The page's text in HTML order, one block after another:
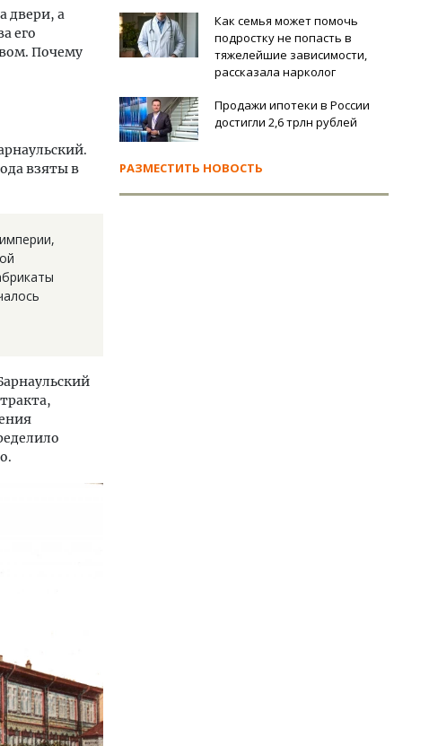
двери, а
его
Почему
взяты в
Как семья может помочь
подростку не попасть в
тяжелейшие зависимости,
рассказала нарколог
Продажи ипотеки в России
достигли 2,6 трлн рублей
РАЗМЕСТИТЬ НОВОСТЬ